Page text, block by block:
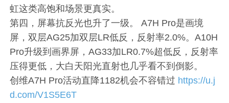
虹这类高饱和场景更真实。
第四，屏幕抗反光也升了一级。 A7H Pro是画境
屏，双层AG25加双层LR低反，反射率2.0%。A10H
Pro升级到画界屏，AG33加LR0.7%超低反，反射率
压得更低，大白天阳光直射也几乎看不到倒影。
创维A7H Pro活动直降1182机会不容错过 https://u.j
d.com/V1S5E6T